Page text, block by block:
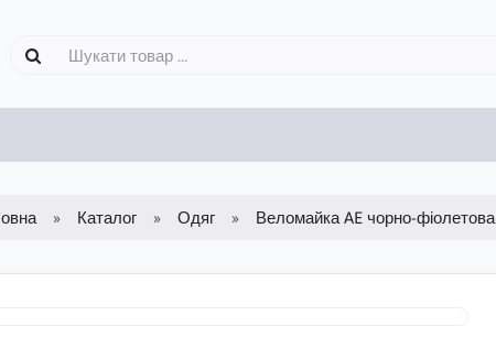
Каталог Одяг Веломайка AE чорно-фіолетова